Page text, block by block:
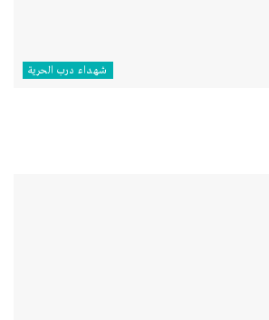
شهداء درب الحرية